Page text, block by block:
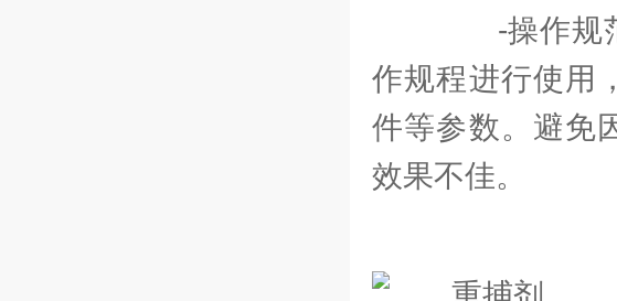
-操作规范
作规程进行使用
件等参数。避免
效果不佳。